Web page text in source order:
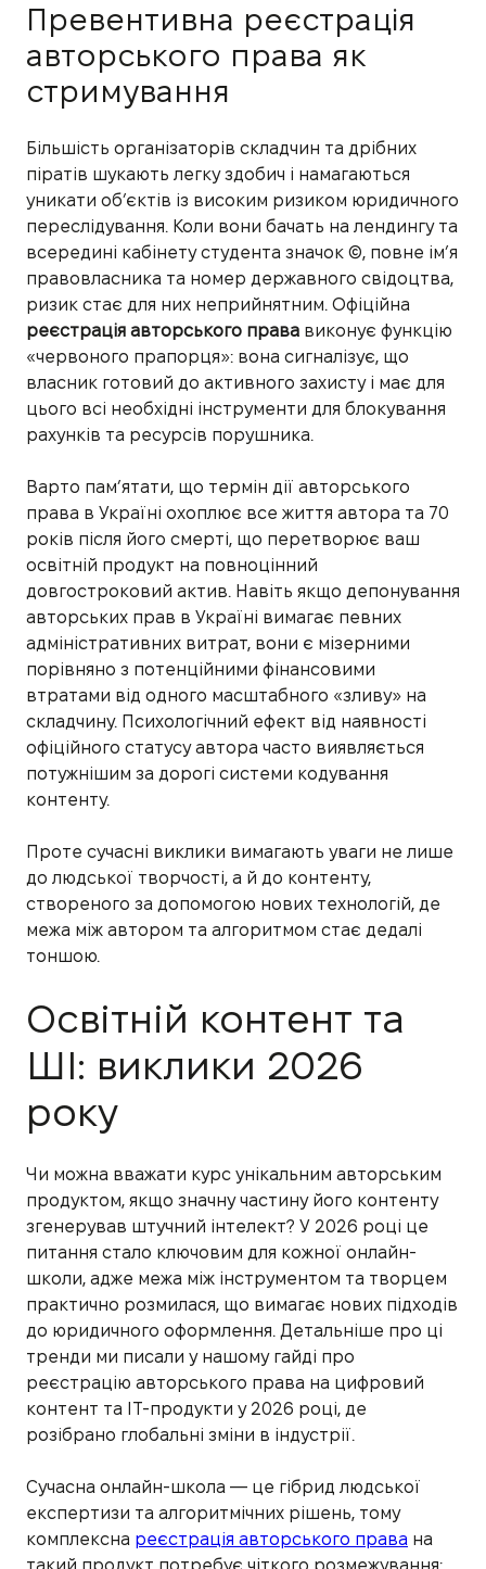
Превентивна реєстрація
авторського права як
стримування
Більшість організаторів складчин та дрібних
піратів шукають легку здобич і намагаються
уникати об’єктів із високим ризиком юридичного
переслідування. Коли вони бачать на лендингу та
всередині кабінету студента значок ©, повне ім’я
правовласника та номер державного свідоцтва,
ризик стає для них неприйнятним. Офіційна
реєстрація авторського права виконує функцію
«червоного прапорця»: вона сигналізує, що
власник готовий до активного захисту і має для
цього всі необхідні інструменти для блокування
рахунків та ресурсів порушника.
Варто пам’ятати, що термін дії авторського
права в Україні охоплює все життя автора та 70
років після його смерті, що перетворює ваш
освітній продукт на повноцінний
довгостроковий актив. Навіть якщо депонування
авторських прав в Україні вимагає певних
адміністративних витрат, вони є мізерними
порівняно з потенційними фінансовими
втратами від одного масштабного «зливу» на
складчину. Психологічний ефект від наявності
офіційного статусу автора часто виявляється
потужнішим за дорогі системи кодування
контенту.
Проте сучасні виклики вимагають уваги не лише
до людської творчості, а й до контенту,
створеного за допомогою нових технологій, де
межа між автором та алгоритмом стає дедалі
тоншою.
Освітній контент та
ШІ: виклики 2026
року
Чи можна вважати курс унікальним авторським
продуктом, якщо значну частину його контенту
згенерував штучний інтелект? У 2026 році це
питання стало ключовим для кожної онлайн-
школи, адже межа між інструментом та творцем
практично розмилася, що вимагає нових підходів
до юридичного оформлення. Детальніше про ці
тренди ми писали у нашому гайді про
реєстрацію авторського права на цифровий
контент та IT-продукти у 2026 році, де
розібрано глобальні зміни в індустрії.
Сучасна онлайн-школа — це гібрид людської
експертизи та алгоритмічних рішень, тому
комплексна реєстрація авторського права на
такий продукт потребує чіткого розмежування: